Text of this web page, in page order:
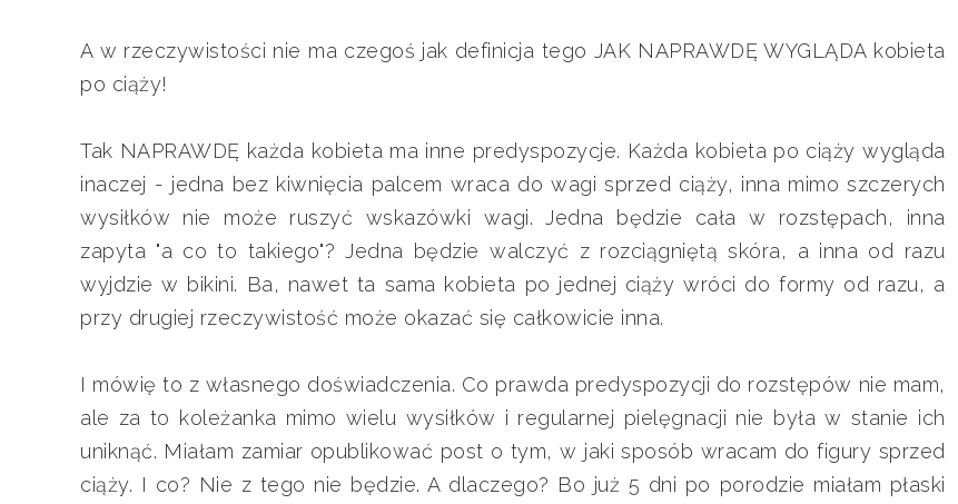
A w rzeczywistości nie ma czegoś jak definicja tego JAK NAPRAWDĘ WYGLĄDA kobieta
po ciąży!
Tak NAPRAWDĘ każda kobieta ma inne predyspozycje. Każda kobieta po ciąży wygląda
inaczej - jedna bez kiwnięcia palcem wraca do wagi sprzed ciąży, inna mimo szczerych
wysiłków nie może ruszyć wskazówki wagi. Jedna będzie cała w rozstępach, inna
zapyta "a co to takiego"? Jedna będzie walczyć z rozciągniętą skóra, a inna od razu
wyjdzie w bikini. Ba, nawet ta sama kobieta po jednej ciąży wróci do formy od razu, a
przy drugiej rzeczywistość może okazać się całkowicie inna.
I mówię to z własnego doświadczenia. Co prawda predyspozycji do rozstępów nie mam,
ale za to koleżanka mimo wielu wysiłków i regularnej pielęgnacji nie była w stanie ich
uniknąć. Miałam zamiar opublikować post o tym, w jaki sposób wracam do figury sprzed
ciąży. I co? Nie z tego nie będzie. A dlaczego? Bo już 5 dni po porodzie miałam płaski